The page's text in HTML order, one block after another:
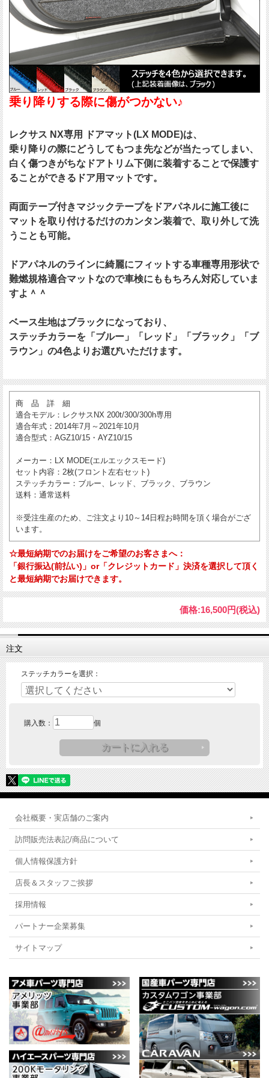
乗り降りする際に傷がつかない♪
レクサス NX専用 ドアマット(LX MODE)は、
乗り降りの際にどうしてもつま先などが当たってしまい、
白く傷つきがちなドアトリム下側に装着することで保護す
ることができるドア用マットです。
両面テープ付きマジックテープをドアパネルに施工後に
マットを取り付けるだけのカンタン装着で、取り外して洗
うことも可能。
ドアパネルのラインに綺麗にフィットする車種専用形状で
難燃規格適合マットなので車検にももちろん対応していま
すよ＾＾
ベース生地はブラックになっており、
ステッチカラーを「ブルー」「レッド」「ブラック」「ブ
ラウン」の4色よりお選びいただけます。
商 品 詳 細
適合モデル ：レクサスNX 200t/300/300h専用
適合年式 ：2014年7月～2021年10月
適合型式 ：AGZ10/15・AYZ10/15
メーカー ：LX MODE(エルエックスモード)
セット内容 ：2枚(フロント左右セット)
ステッチカラー ：ブルー、レッド、ブラック、ブラウン
送料 ：通常送料
※受注生産のため、ご注文より10～14日程お時間を頂く場合がござ
います。
☆最短納期でのお届けをご希望のお客さまへ：
「銀行振込(前払い)」or「クレジットカード」決済を選択して頂く
と最短納期でお届けできます。
価格:16,500円(税込)
注文
ステッチカラーを選択：
購入数： 個
会社概要・実店舗のご案内
訪問販売法表記/商品について
個人情報保護方針
店長＆スタッフご挨拶
採用情報
パートナー企業募集
サイトマップ